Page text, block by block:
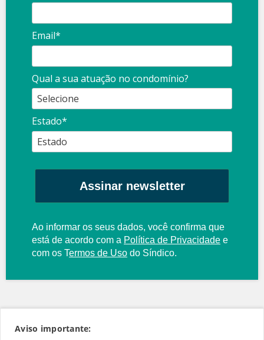
Email*
Qual a sua atuação no condomínio?
Estado*
Assinar newsletter
Ao informar os seus dados, você confirma que
está de acordo com a Política de Privacidade e
com os Termos de Uso do Síndico.
Aviso importante: